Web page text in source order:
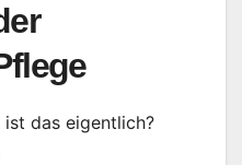
das eigentlich?